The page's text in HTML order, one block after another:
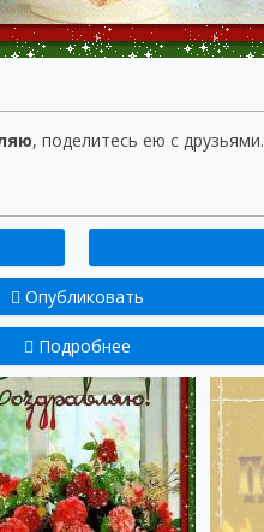
, поделитесь ею с друзьями.
Опубликовать
Подробнее